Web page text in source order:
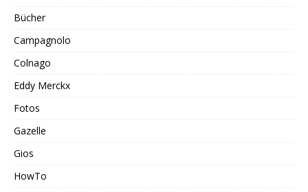
Bücher
Campagnolo
Colnago
Eddy Merckx
Fotos
Gazelle
Gios
HowTo